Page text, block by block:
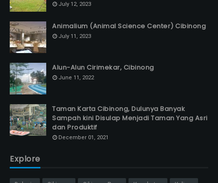
July 12, 2023
Animalium (Animal Science Center) Cibinong
July 11, 2023
Alun-Alun Cirimekar, Cibinong
June 11, 2022
Taman Karta Cibinong, Dulunya Banyak
Sampah kini Disulap Menjadi Taman Yang Asri
dan Produktif
December 01, 2021
Explore